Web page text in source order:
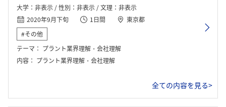
大学：非表示 / 性別：非表示 / 文理：非表示
2020年9月下旬
1日間
東京都
#その他
テーマ： プラント業界理解・会社理解
内容： プラント業界理解・会社理解
全ての内容を見る>